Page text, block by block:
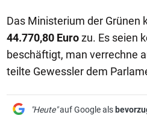
Das Ministerium der Grünen
44.770,80 Eurozu. Es seien
beschäftigt, man verrechne
teilte Gewessler dem
"Heute"auf Google als